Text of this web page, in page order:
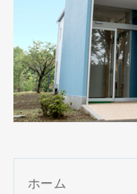
ホーム